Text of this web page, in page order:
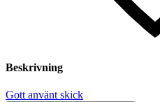
Beskrivning
Gott använt skick